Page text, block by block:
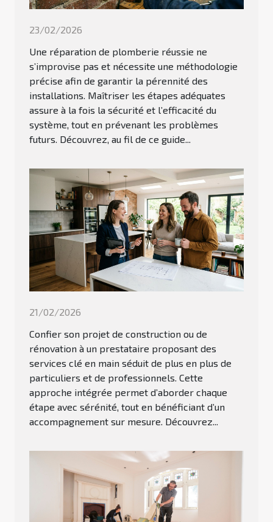
23/02/2026
Une réparation de plomberie réussie ne
s’improvise pas et nécessite une méthodologie
précise afin de garantir la pérennité des
installations. Maîtriser les étapes adéquates
assure à la fois la sécurité et l’efficacité du
système, tout en prévenant les problèmes
futurs. Découvrez, au fil de ce guide...
21/02/2026
Confier son projet de construction ou de
rénovation à un prestataire proposant des
services clé en main séduit de plus en plus de
particuliers et de professionnels. Cette
approche intégrée permet d’aborder chaque
étape avec sérénité, tout en bénéficiant d’un
accompagnement sur mesure. Découvrez...